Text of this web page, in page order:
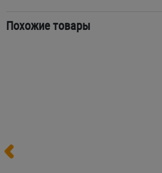
Похожие товары